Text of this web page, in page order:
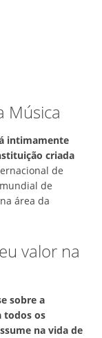
Música
intimamente
criada
de
de
área da
valor na
sobre a
todos os
na vida de